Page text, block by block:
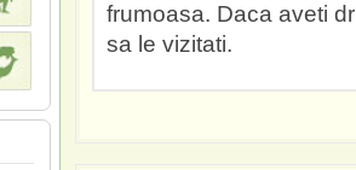
frumoasa. Daca aveti
sa le vizitati.